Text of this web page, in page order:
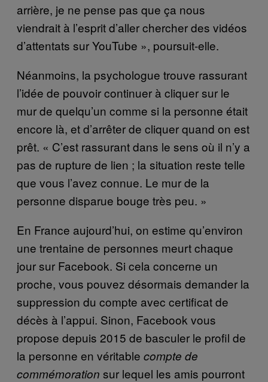
arrière, je ne pense pas que ça nous
viendrait à l’esprit d’aller chercher des vidéos
d’attentats sur YouTube », poursuit-elle.
Néanmoins, la psychologue trouve rassurant
l’idée de pouvoir continuer à cliquer sur le
mur de quelqu’un comme si la personne était
encore là, et d’arrêter de cliquer quand on est
prêt. « C’est rassurant dans le sens où il n’y a
pas de rupture de lien ; la situation reste telle
que vous l’avez connue. Le mur de la
personne disparue bouge très peu. »
En France aujourd’hui, on estime qu’environ
une trentaine de personnes meurt chaque
jour sur Facebook. Si cela concerne un
proche, vous pouvez désormais demander la
suppression du compte avec certificat de
décès à l’appui. Sinon, Facebook vous
propose depuis 2015 de basculer le profil de
la personne en véritable compte de
commémoration sur lequel les amis pourront